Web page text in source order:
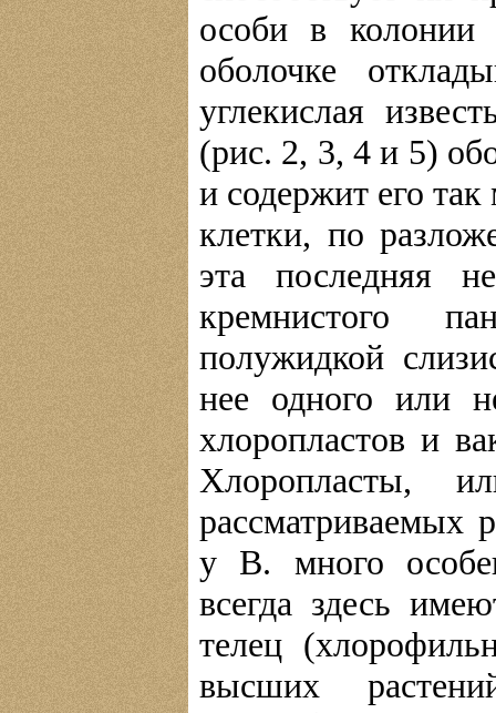
особи в
оболочке
углекислая
(рис. 2, 3, 4 и 5)
и содержит его
клетки, по
эта последняя
кремнистого
полужидкой
нее одного или
хлоропластов и
Хлоропласты,
рассматриваемых
у В. много
всегда здесь
телец
высших